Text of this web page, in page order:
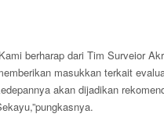
berharap dari Tim Surveior
masukkan terkait
akan dijadikan